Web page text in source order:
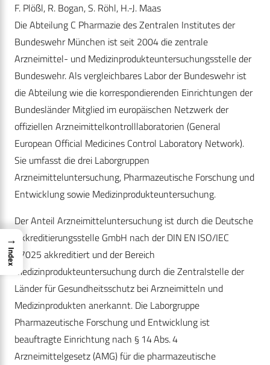
F. Plößl, R. Bogan, S. Röhl, H.-J. Maas
Die Abteilung C Pharmazie des Zentralen Institutes der
Bundeswehr München ist seit 2004 die zentrale
Arzneimittel- und ­Medizinprodukteuntersuchungsstelle der
Bundeswehr. Als vergleichbares Labor der Bundeswehr ist
die Abteilung wie die korrespondierenden Einrichtungen der
Bundesländer Mitglied im europäischen Netzwerk der
offiziellen Arzneimittelkontrolllaboratorien (General
European Official Medicines Control Laboratory Network).
Sie umfasst die drei Laborgruppen
Arzneimitteluntersuchung, Pharmazeutische Forschung und
Entwicklung sowie Medizinprodukteuntersuchung.
Der Anteil Arzneimitteluntersuchung ist durch die Deutsche
Akkreditierungsstelle GmbH nach der DIN EN ISO/IEC
17025 akkre­ditiert und der Bereich
Medizinprodukteuntersuchung durch die Zentralstelle der
Länder für Gesundheitsschutz bei Arzneimitteln und
Medizinprodukten anerkannt. Die Laborgruppe
Pharmazeutische Forschung und Entwicklung ist
beauftragte Einrichtung nach § 14 Abs. 4
Arzneimittelgesetz (AMG) für die pharmazeutische
→
Index